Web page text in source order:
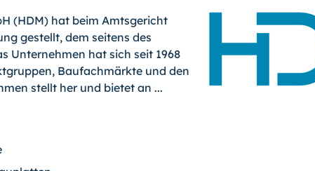
(HDM) hat beim Amtsgericht
gestellt, dem seitens des
Unternehmen hat sich seit 1968
Baufachmärkte und den
stellt her und bietet an ...